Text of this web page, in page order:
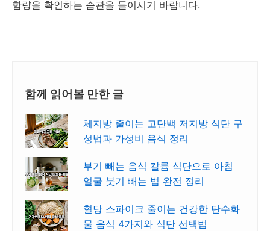
함량을 확인하는 습관을 들이시기 바랍니다.
함께 읽어볼 만한 글
체지방 줄이는 고단백 저지방 식단 구
성법과 가성비 음식 정리
부기 빼는 음식 칼륨 식단으로 아침
얼굴 붓기 빼는 법 완전 정리
혈당 스파이크 줄이는 건강한 탄수화
물 음식 4가지와 식단 선택법